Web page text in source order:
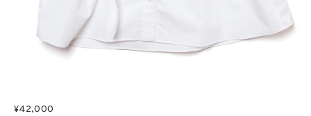
¥42,000